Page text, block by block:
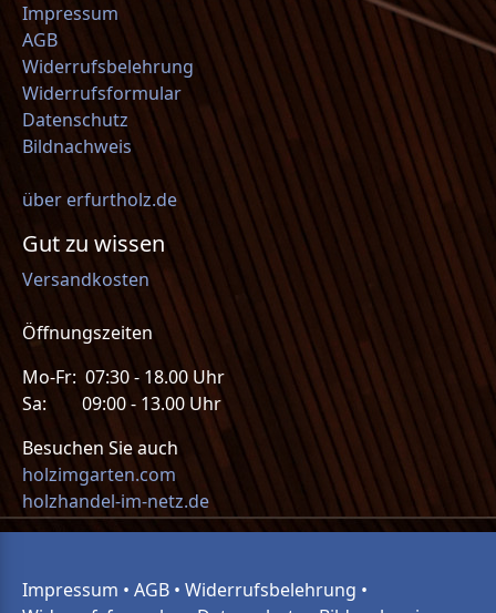
Impressum
AGB
Widerrufsbelehrung
Widerrufsformular
Datenschutz
Bildnachweis
über erfurtholz.de
Gut zu wissen
Versandkosten
Öffnungszeiten
Mo-Fr: 07:30 - 18.00 Uhr
Sa: 09:00 - 13.00 Uhr
Besuchen Sie auch
holzimgarten.com
holzhandel-im-netz.de
Impressum • AGB • Widerrufsbelehrung •